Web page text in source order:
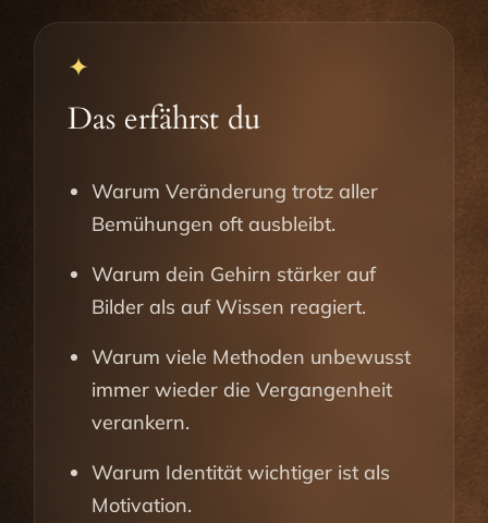
✦
Das erfährst du
Warum Veränderung trotz aller
Bemühungen oft ausbleibt.
Warum dein Gehirn stärker auf
Bilder als auf Wissen reagiert.
Warum viele Methoden unbewusst
immer wieder die Vergangenheit
verankern.
Warum Identität wichtiger ist als
Motivation.